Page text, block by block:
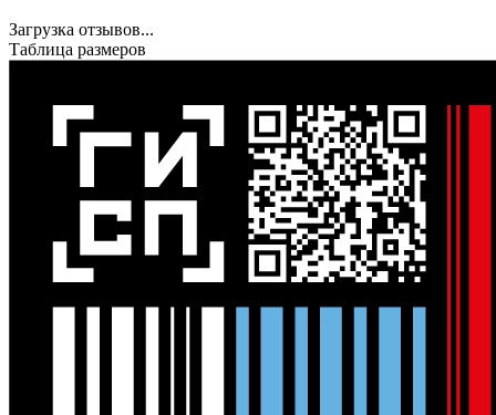
Загрузка отзывов...
Таблица размеров